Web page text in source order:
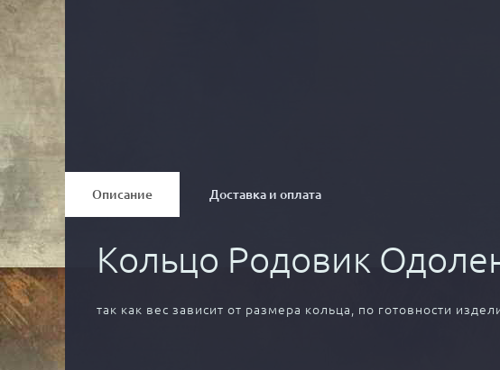
Описание Доставка и оплата
Кольцо Родовик
так как вес зависит от размера кольца, по готовности